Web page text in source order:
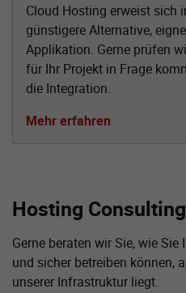
Cloud Hosting erweist sich
günstigere Alternative,
Applikation. Gerne prüfen
für Ihr Projekt in Frage
die Integration.
Mehr erfahren
Hosting Consulting
Gerne beraten wir Sie, wie
und sicher betreiben können,
unserer Infrastruktur liegt.